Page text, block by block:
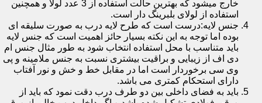
خارج میشود که بهترین حالت استفاده از 3 عدد لولا و همچنین
استفاده از لولای بلبرینگ دار است.
جنس لایه:درست است که طرح لایه درب به صورت سلیقه ای
بوده اما توجه به این نکته بسیار حائز اهمیت است که جنس لایه
باید متناسب با محل استفاده انتخاب شود به طور مثال جنس ام
دی اف از زیبایی و براقیت بیشتری نسبت به جنس ملامینه و پی
وی سی برخوردار است اما در مقابل خط و خش و نور آفتاب
دارای استحکام کمتری می باشد.
باید به فضای داخلی بین دو طرف درب دقت نمود که باید از